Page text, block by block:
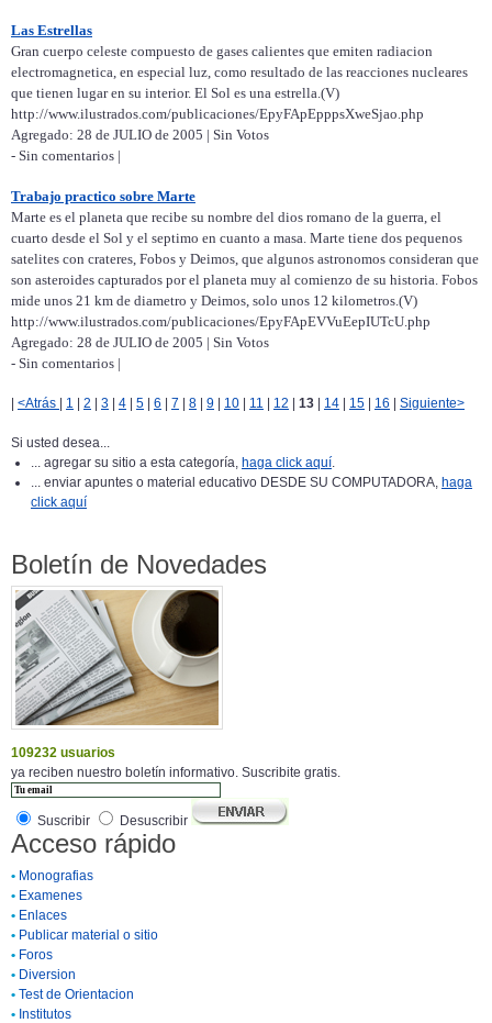
Las Estrellas
Gran cuerpo celeste compuesto de gases calientes que emiten radiacion
electromagnetica, en especial luz, como resultado de las reacciones nucleares
que tienen lugar en su interior. El Sol es una estrella.(V)
http://www.ilustrados.com/publicaciones/EpyFApEpppsXweSjao.php
Agregado: 28 de JULIO de 2005 | Sin Votos
- Sin comentarios |
Trabajo practico sobre Marte
Marte es el planeta que recibe su nombre del dios romano de la guerra, el
cuarto desde el Sol y el septimo en cuanto a masa. Marte tiene dos pequenos
satelites con crateres, Fobos y Deimos, que algunos astronomos consideran que
son asteroides capturados por el planeta muy al comienzo de su historia. Fobos
mide unos 21 km de diametro y Deimos, solo unos 12 kilometros.(V)
http://www.ilustrados.com/publicaciones/EpyFApEVVuEepIUTcU.php
Agregado: 28 de JULIO de 2005 | Sin Votos
- Sin comentarios |
<Atrás 1 2 3 4 5 6 7 8 9 10 11 12 13 14 15 16 Siguiente>
Si usted desea...
... agregar su sitio a esta categoría, haga click aquí.
... enviar apuntes o material educativo DESDE SU COMPUTADORA, haga
click aquí
Boletín de Novedades
109232 usuarios
ya reciben nuestro boletín informativo. Suscribite gratis.
Suscribir Desuscribir
Acceso rápido
• Monografias
• Examenes
• Enlaces
• Publicar material o sitio
• Foros
• Diversion
• Test de Orientacion
• Institutos